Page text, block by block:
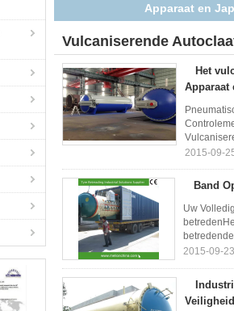
Vulcaniserende
Het
Apparaat
2015-09-
Band
Uw
2015-09-